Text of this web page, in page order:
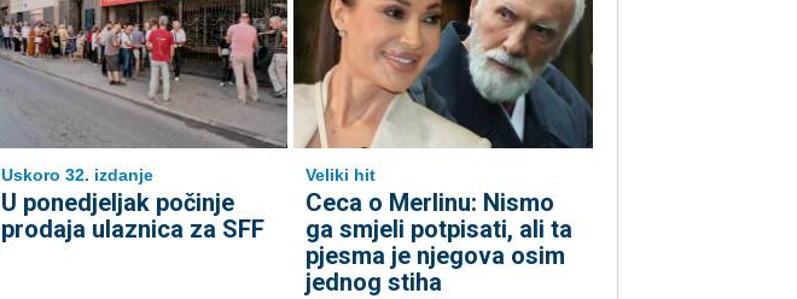
Uskoro 32. izdanje
U ponedjeljak počinje
prodaja ulaznica za SFF
Veliki hit
Ceca o Merlinu: Nismo
ga smjeli potpisati, ali ta
pjesma je njegova osim
jednog stiha